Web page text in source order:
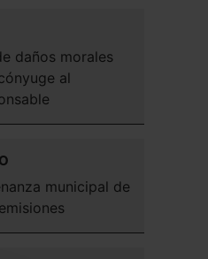
daños morales
al
municipal de